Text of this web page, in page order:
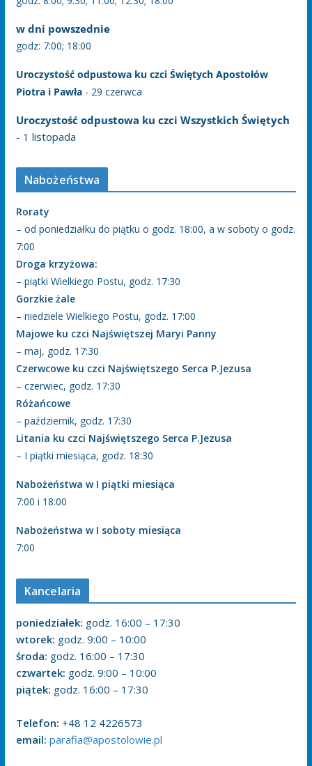
w dni powszednie
godz: 7:00; 18:00
Uroczystość odpustowa ku czci Świętych Apostołów
Piotra i Pawła- 29 czerwca
Uroczystość odpustowa ku czci Wszystkich Świętych
- 1 listopada
Nabożeństwa
Roraty
– od poniedziałku do piątku o godz. 18:00, a w soboty o godz.
7:00
Droga krzyżowa:
– piątki Wielkiego Postu, godz. 17:30
Gorzkie żale
– niedziele Wielkiego Postu, godz. 17:00
Majowe ku czci Najświętszej Maryi Panny
– maj, godz. 17:30
Czerwcowe ku czci Najświętszego Serca P.Jezusa
– czerwiec, godz. 17:30
Różańcowe
– październik, godz. 17:30
Litania ku czci Najświętszego Serca P.Jezusa
– I piątki miesiąca, godz. 18:30
Nabożeństwa w I piątki miesiąca
7:00 i 18:00
Nabożeństwa w I soboty miesiąca
7:00
Kancelaria
poniedziałek: godz. 16:00 – 17:30
wtorek: godz. 9:00 – 10:00
środa: godz. 16:00 – 17:30
czwartek: godz. 9:00 – 10:00
piątek: godz. 16:00 – 17:30
Telefon: +48 12 4226573
email: parafia@apostolowie.pl